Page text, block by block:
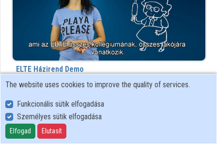
ELTE Házirend Demo
223 view 7 year(s) ago
Top rated recently
The website uses cookies to improve the quality of services.
Funkcionális sütik elfogadása
Személyes sütik elfogadása
Elfogad Elutasít